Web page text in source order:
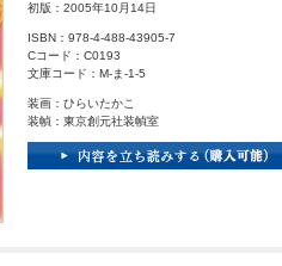
初版：2005年10月14日
ISBN：978-4-488-43905-7
Cコード：C0193
文庫コード：M-ま-1-5
装画：ひらいたかこ
装幀：東京創元社装幀室